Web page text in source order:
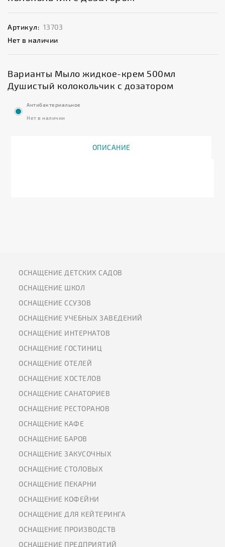
Артикул: 13703
Нет в наличии
Варианты Мыло жидкое-крем 500мл
Душистый колокольчик с дозатором
Антибактериальное
Нет в наличии
ОПИСАНИЕ
ОСНАЩЕНИЕ ДЕТСКИХ САДОВ
ОСНАЩЕНИЕ ШКОЛ
ОСНАЩЕНИЕ ССУЗОВ
ОСНАЩЕНИЕ УЧЕБНЫХ ЗАВЕДЕНИЙ
ОСНАЩЕНИЕ ИНТЕРНАТОВ
ОСНАЩЕНИЕ ГОСТИНИЦ
ОСНАЩЕНИЕ ОТЕЛЕЙ
ОСНАЩЕНИЕ ХОСТЕЛОВ
ОСНАЩЕНИЕ САНАТОРИЕВ
ОСНАЩЕНИЕ РЕСТОРАНОВ
ОСНАЩЕНИЕ КАФЕ
ОСНАЩЕНИЕ БАРОВ
ОСНАЩЕНИЕ ЗАКУСОЧНЫХ
ОСНАЩЕНИЕ СТОЛОВЫХ
ОСНАЩЕНИЕ ПЕКАРНИ
ОСНАЩЕНИЕ КОФЕЙНИ
ОСНАЩЕНИЕ ДЛЯ КЕЙТЕРИНГА
ОСНАЩЕНИЕ ПРОИЗВОДСТВ
ОСНАЩЕНИЕ ПРЕДПРИЯТИЙ